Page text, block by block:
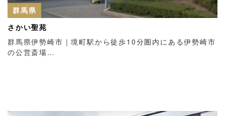
群馬県
さかい聖苑
群馬県伊勢崎市｜境町駅から徒歩10分圏内にある伊勢崎市
の公営斎場…